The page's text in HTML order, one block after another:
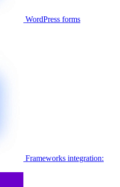
WordPress forms
Frameworks integration: